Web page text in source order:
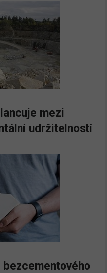
mezi
udržitelností